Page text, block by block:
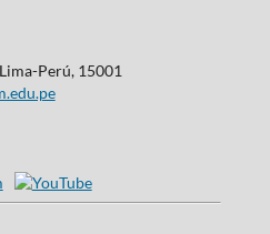
Perú, 15001